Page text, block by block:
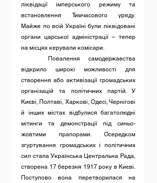
ліквідації імперського режиму та
встановлення Тимчасового уряду.
Майже по всій Україні були ліквідовані
органи царської адміністрації – тепер
на місцях керували комісари.
відкрило широкі можливості для
створення або активізації громадських
організацій та політичних партій. У
Києві, Полтаві, Харкові, Одесі, Чернігові
й інших містах відбулися багатолюдні
мітинги та демонстрації під синьо-
жовтими прапорами. Осередком
згуртування громадських і політичних
сил стала Українська Центральна Рада,
створена 17 березня 1917 року в Києві.
Поступово вона перетворилася на